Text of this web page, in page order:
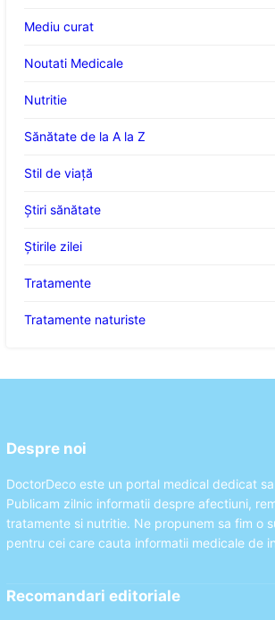
Mediu curat
Noutati Medicale
Nutritie
Sănătate de la A la Z
Stil de viaţă
Ştiri sănătate
Știrile zilei
Tratamente
Tratamente naturiste
Despre noi
DoctorDeco este un portal medical dedicat
Publicam zilnic informatii despre afectiuni,
tratamente si nutritie. Ne propunem sa fim o
pentru cei care cauta informatii medicale de
Recomandari editoriale